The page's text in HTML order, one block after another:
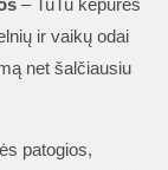
– TuTu kepurės
ir vaikų odai
net šalčiausiu
patogios,